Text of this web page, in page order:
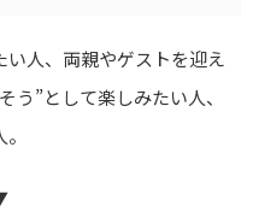
人、両親やゲストを迎え
う”として楽しみたい人、